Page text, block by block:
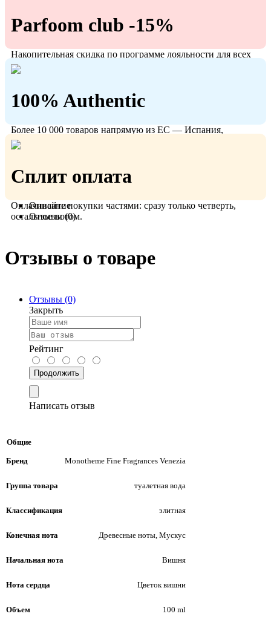
Parfoom club -15%
Накопительная скидка по программе лояльности для всех
кто с нами!
100% Authentic
Более 10 000 товаров напрямую из ЕС — Испания,
Польша, Германия.
Сплит оплата
Оплачивайте покупки частями: сразу только четверть,
остальное потом.
Описание
Отзывы (0)
Отзывы о товаре
Отзывы (0)
Закрыть
Рейтинг
Продолжить
Написать отзыв
Общие
Бренд Monotheme Fine Fragrances Venezia
Группа товара туалетная вода
Классификация элитная
Конечная нота Древесные ноты, Мускус
Начальная нота Вишня
Нота сердца Цветок вишни
Объем 100 ml